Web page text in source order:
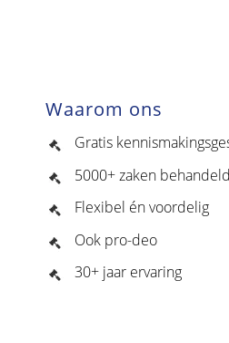
Waarom ons
Gratis
5000+ zaken behandeld
Flexibel én voordelig
Ook pro-deo
30+ jaar ervaring